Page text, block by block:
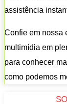
assistência
Confie em nossa
multimídia em
para conhecer
como podemos